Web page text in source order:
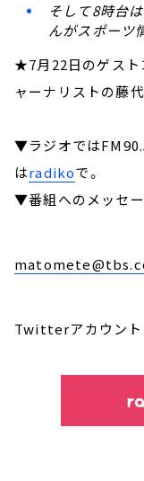
そして8時台
んがスポーツ
★7月22日のゲスト
ャーナリストの藤代
▼ラジオでは
はradikoで。
▼番組へのメッセ
Twitterアカウント